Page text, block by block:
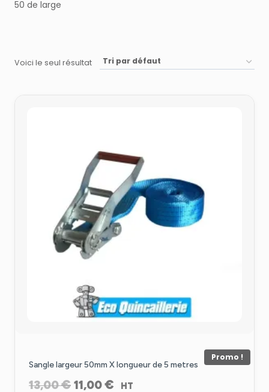
50 de large
Voici le seul résultat
Promo !
Sangle largeur 50mm X longueur de 5 metres
13,00€ Le
11,00€ LeHT